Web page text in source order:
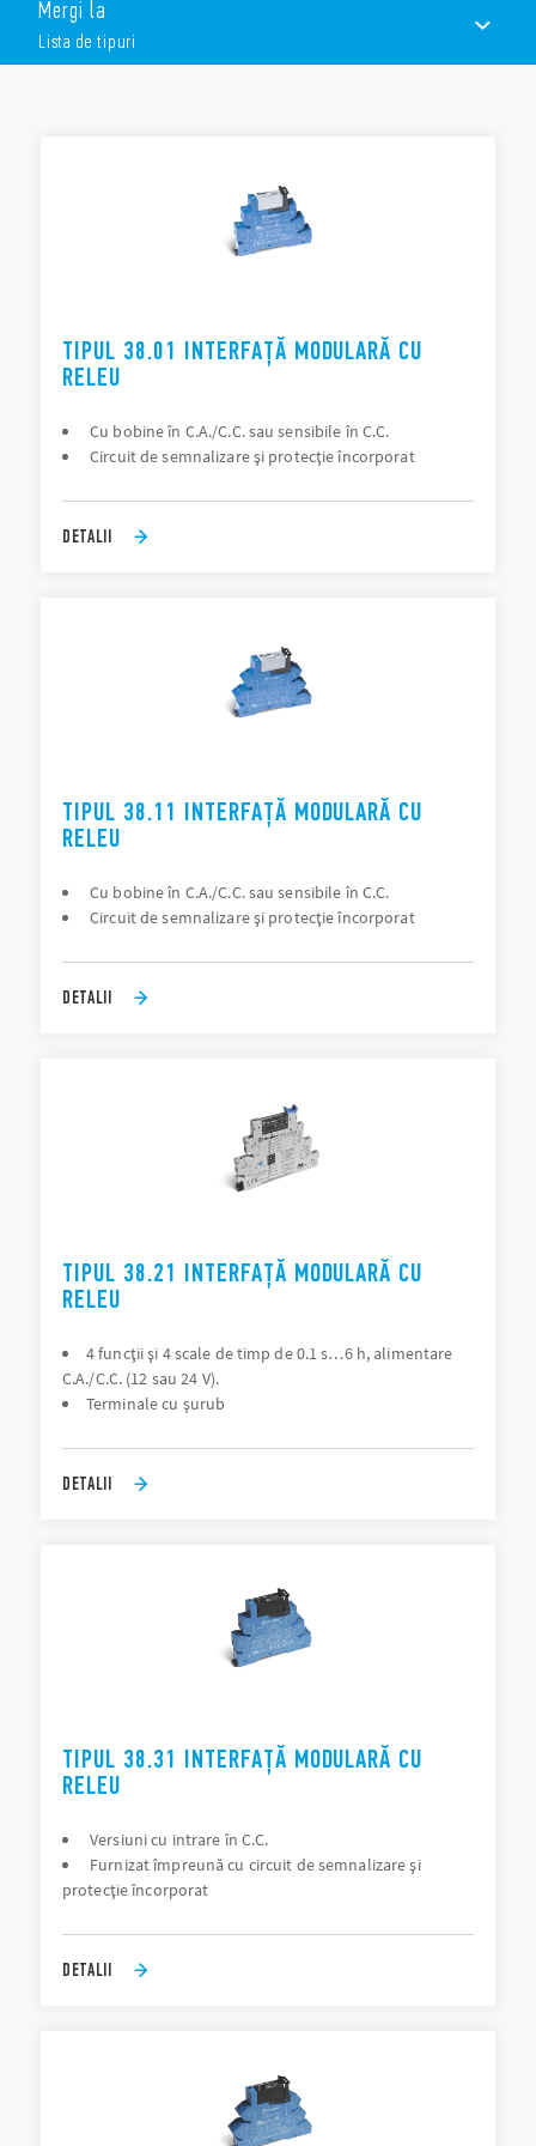
Versiuni de bobină în C.C. sau C.A. / C.C.
Tipuri speciale pentru suprimarea curentului de scurgere
Versiunea cu temporizare
Mergi la
Lista de tipuri
TIPUL 38.01 INTERFAȚĂ MODULARĂ CU
RELEU
Cu bobine în C.A./C.C. sau sensibile în C.C.
Circuit de semnalizare şi protecţie încorporat
DETALII
TIPUL 38.11 INTERFAȚĂ MODULARĂ CU
RELEU
Cu bobine în C.A./C.C. sau sensibile în C.C.
Circuit de semnalizare şi protecţie încorporat
DETALII
TIPUL 38.21 INTERFAȚĂ MODULARĂ CU
RELEU
4 funcţii şi 4 scale de timp de 0.1 s…6 h, alimentare
C.A./C.C. (12 sau 24 V).
Terminale cu șurub
DETALII
TIPUL 38.31 INTERFAȚĂ MODULARĂ CU
RELEU
Versiuni cu intrare în C.C.
Furnizat împreună cu circuit de semnalizare şi
protecţie încorporat
DETALII